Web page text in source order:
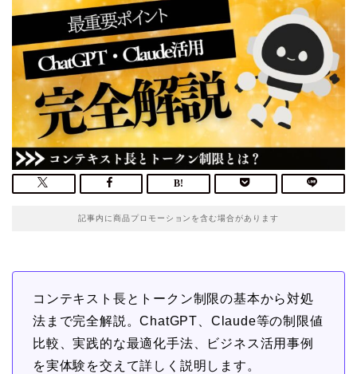
記事内に商品プロモーションを含む場合があります
コンテキスト長とトークン制限の基本から対処
法まで完全解説。ChatGPT、Claude等の制限値
比較、実践的な最適化手法、ビジネス活用事例
を実体験を交えて詳しく説明します。